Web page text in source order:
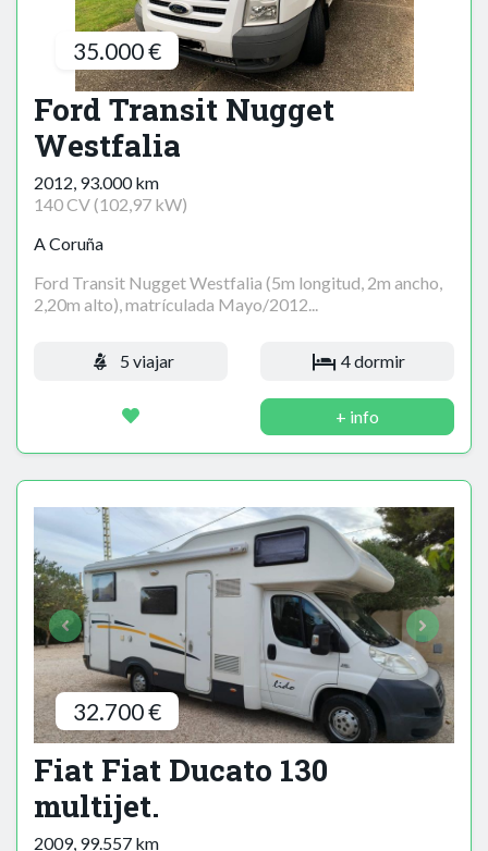
35.000 €
Ford Transit Nugget
Westfalia
2012, 93.000 km
140 CV (102,97 kW)
A Coruña
Ford Transit Nugget Westfalia (5m longitud, 2m ancho,
2,20m alto), matrículada Mayo/2012...
5 viajar 4 dormir
+ info
32.700 €
Fiat Fiat Ducato 130
multijet.
2009, 99.557 km